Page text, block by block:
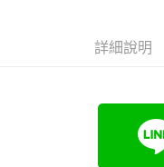
2.付款方式選擇「大哥付你
4.訂單成立30分鐘內，如未
消。如遇「轉專審核」未通
１．簡單：不需註冊會員、
２．便利：只要手機號碼，
３．安心：先確認商品／服
「Hami Point」為中華電信
會員帳號後，即可在購物車
詳細說明